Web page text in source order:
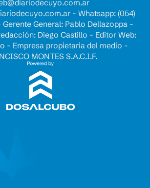
- Whatsapp: (054)
General: Pablo Dellazoppa -
Diego Castillo - Editor Web:
- Empresa propietaria del medio -
MONTES S.A.C.I.F.